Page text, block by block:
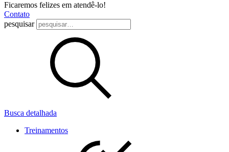
Ficaremos felizes em atendê-lo!
Contato
pesquisar
Busca detalhada
Treinamentos